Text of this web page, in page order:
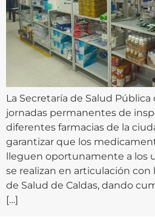
La Secretaría de Salud
jornadas permanentes de
diferentes farmacias de la
garantizar que los
lleguen oportunamente a los
se realizan en articulación con
de Salud de Caldas, dando
[…]